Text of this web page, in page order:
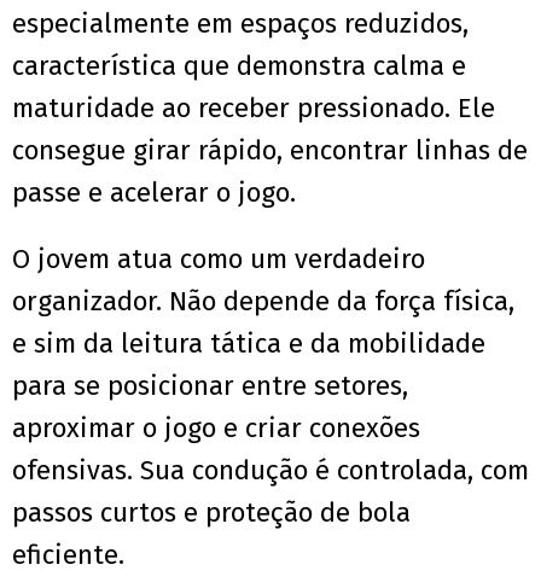
especialmente em espaços reduzidos,
característica que demonstra calma e
maturidade ao receber pressionado. Ele
consegue girar rápido, encontrar linhas de
passe e acelerar o jogo.
O jovem atua como um verdadeiro
organizador. Não depende da força física,
e sim da leitura tática e da mobilidade
para se posicionar entre setores,
aproximar o jogo e criar conexões
ofensivas. Sua condução é controlada, com
passos curtos e proteção de bola
eficiente.